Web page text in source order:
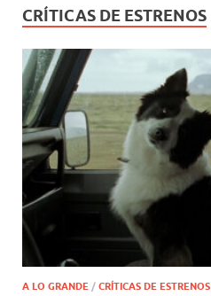
CRÍTICAS DE ESTRENOS
A LO GRANDE / CRÍTICAS DE ESTRENOS